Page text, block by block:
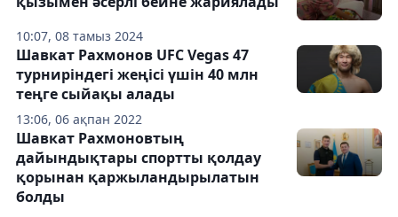
10:07, 08 тамыз 2024
13:06, 06 ақпан 2022
Шавкат Рахмонов UFC Vegas 47
турниріндегі жеңісі үшін 40 млн
теңге сыйақы алады
Шавкат Рахмоновтың
дайындықтары спортты қолдау
қорынан қаржыландырылатын
болды